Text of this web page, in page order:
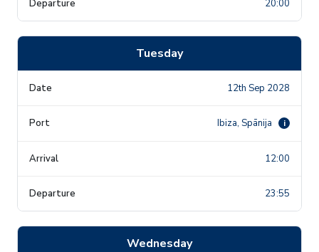
20:00
Tuesday
12th Sep 2028
Ibiza, Spānija i
12:00
23:55
Wednesday